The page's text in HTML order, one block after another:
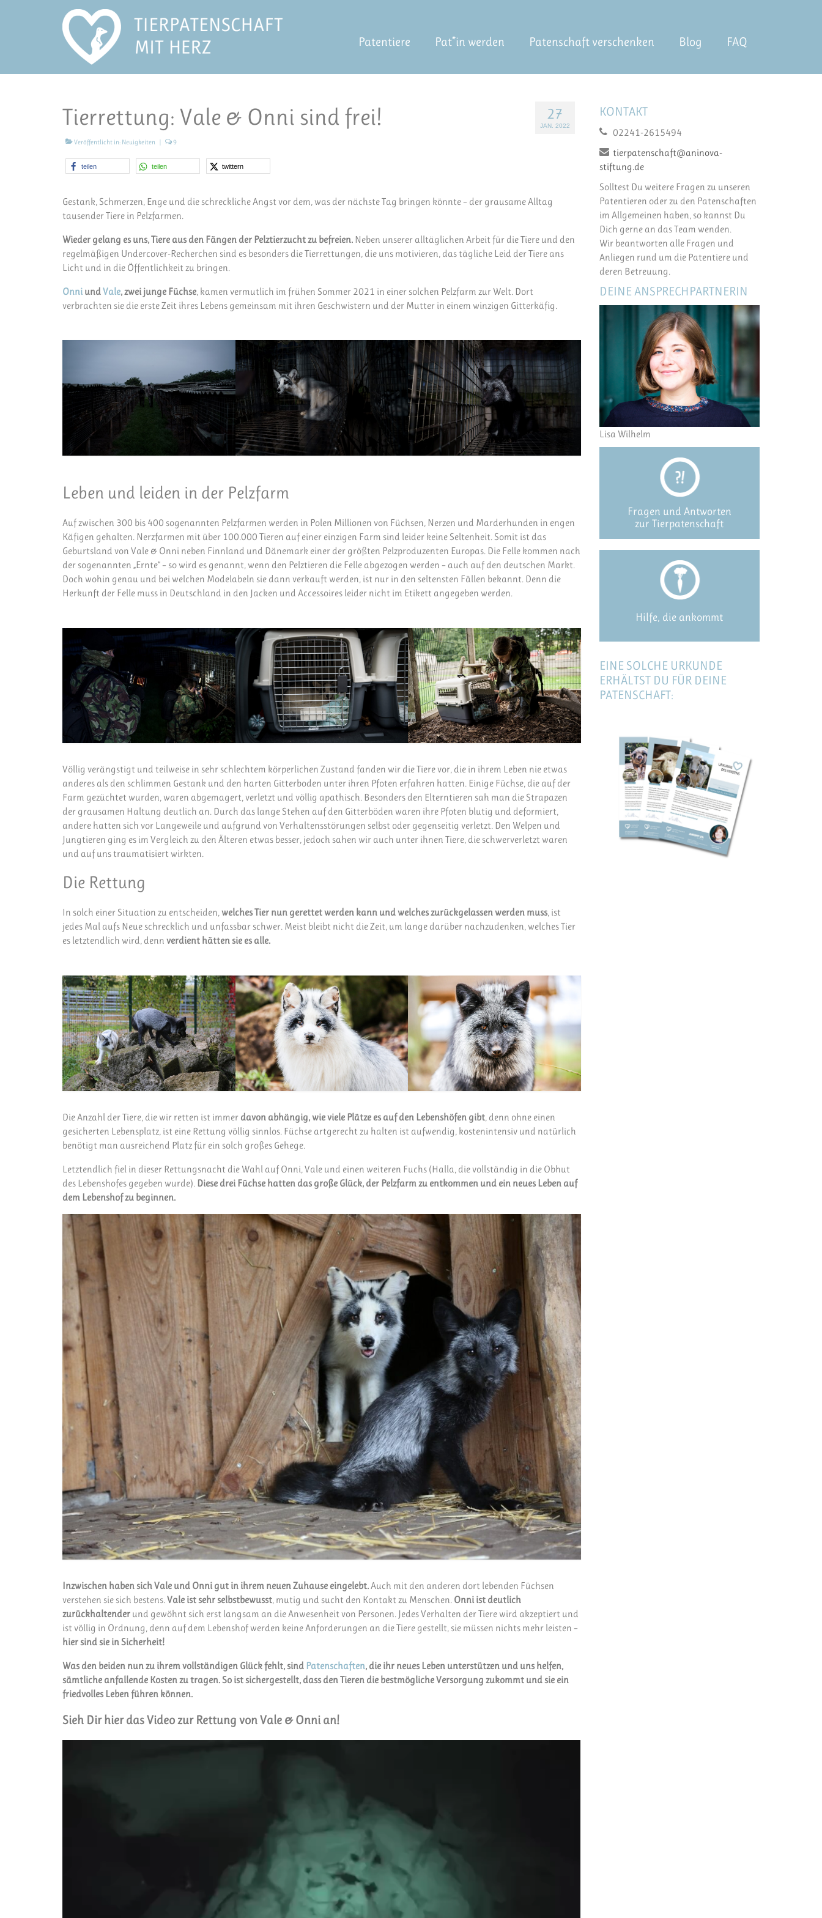
Patentiere Pat*in werden Patenschaft verschenken Blog FAQ
27
JAN. 2022
Tierrettung: Vale & Onni sind frei!
Veröffentlicht in: Neuigkeiten 9
teilen teilen twittern
Gestank, Schmerzen, Enge und die schreckliche Angst vor dem, was der nächste Tag bringen könnte – der grausame Alltag
tausender Tiere in Pelzfarmen.
Wieder gelang es uns, Tiere aus den Fängen der Pelztierzucht zu befreien. Neben unserer alltäglichen Arbeit für die Tiere und den
regelmäßigen Undercover-Recherchen sind es besonders die Tierrettungen, die uns motivieren, das tägliche Leid der Tiere ans
Licht und in die Öffentlichkeit zu bringen.
Onni undVale, zwei junge Füchse, kamen vermutlich im frühen Sommer 2021 in einer solchen Pelzfarm zur Welt. Dort
verbrachten sie die erste Zeit ihres Lebens gemeinsam mit ihren Geschwistern und der Mutter in einem winzigen Gitterkäfig.
Leben und leiden in der Pelzfarm
Auf zwischen 300 bis 400 sogenannten Pelzfarmen werden in Polen Millionen von Füchsen, Nerzen und Marderhunden in engen
Käfigen gehalten. Nerzfarmen mit über 100.000 Tieren auf einer einzigen Farm sind leider keine Seltenheit. Somit ist das
Geburtsland von Vale & Onni neben Finnland und Dänemark einer der größten Pelzproduzenten Europas. Die Felle kommen nach
der sogenannten „Ernte“ – so wird es genannt, wenn den Pelztieren die Felle abgezogen werden – auch auf den deutschen Markt.
Doch wohin genau und bei welchen Modelabeln sie dann verkauft werden, ist nur in den seltensten Fällen bekannt. Denn die
Herkunft der Felle muss in Deutschland in den Jacken und Accessoires leider nicht im Etikett angegeben werden.
Völlig verängstigt und teilweise in sehr schlechtem körperlichen Zustand fanden wir die Tiere vor, die in ihrem Leben nie etwas
anderes als den schlimmen Gestank und den harten Gitterboden unter ihren Pfoten erfahren hatten. Einige Füchse, die auf der
Farm gezüchtet wurden, waren abgemagert, verletzt und völlig apathisch. Besonders den Elterntieren sah man die Strapazen
der grausamen Haltung deutlich an. Durch das lange Stehen auf den Gitterböden waren ihre Pfoten blutig und deformiert,
andere hatten sich vor Langeweile und aufgrund von Verhaltensstörungen selbst oder gegenseitig verletzt. Den Welpen und
Jungtieren ging es im Vergleich zu den Älteren etwas besser, jedoch sahen wir auch unter ihnen Tiere, die schwerverletzt waren
und auf uns traumatisiert wirkten.
Die Rettung
In solch einer Situation zu entscheiden,welches Tier nun gerettet werden kann und welches zurückgelassen werden muss, ist
jedes Mal aufs Neue schrecklich und unfassbar schwer. Meist bleibt nicht die Zeit, um lange darüber nachzudenken, welches Tier
es letztendlich wird, denn verdient hätten sie es alle.
Die Anzahl der Tiere, die wir retten ist immer davon abhängig, wie viele Plätze es auf den Lebenshöfen gibt , denn ohne einen
gesicherten Lebensplatz, ist eine Rettung völlig sinnlos. Füchse artgerecht zu halten ist aufwendig, kostenintensiv und natürlich
benötigt man ausreichend Platz für ein solch großes Gehege.
Letztendlich fiel in dieser Rettungsnacht die Wahl auf Onni, Vale und einen weiteren Fuchs (Halla, die vollständig in die Obhut
des Lebenshofes gegeben wurde). Diese drei Füchse hatten das große Glück, der Pelzfarm zu entkommen und ein neues Leben auf
dem Lebenshof zu beginnen.
Inzwischen haben sich Vale und Onni gut in ihrem neuen Zuhause eingelebt.Auch mit den anderen dort lebenden Füchsen
verstehen sie sich bestens.Vale ist sehr selbstbewusst, mutig und sucht den Kontakt zu Menschen. Onni ist deutlich
zurückhaltender und gewöhnt sich erst langsam an die Anwesenheit von Personen. Jedes Verhalten der Tiere wird akzeptiert und
ist völlig in Ordnung, denn auf dem Lebenshof werden keine Anforderungen an die Tiere gestellt, sie müssen nichts mehr leisten –
hier sind sie in Sicherheit!
Was den beiden nun zu ihrem vollständigen Glück fehlt, sind Patenschaften, die ihr neues Leben unterstützen und uns helfen,
sämtliche anfallende Kosten zu tragen. So ist sichergestellt, dass den Tieren die bestmögliche Versorgung zukommt und sie ein
friedvolles Leben führen können.
Sieh Dir hier das Video zur Rettung von Vale & Onni an!
KONTAKT
02241-2615494
tierpatenschaft@aninova-
stiftung.de
Solltest Du weitere Fragen zu unseren
Patentieren oder zu den Patenschaften
im Allgemeinen haben, so kannst Du
Dich gerne an das Team wenden.
Wir beantworten alle Fragen und
Anliegen rund um die Patentiere und
deren Betreuung.
DEINE ANSPRECHPARTNERIN
Lisa Wilhelm
Fragen und Antworten
zur Tierpatenschaft
Hilfe, die ankommt
EINE SOLCHE URKUNDE
ERHÄLTST DU FÜR DEINE
PATENSCHAFT: